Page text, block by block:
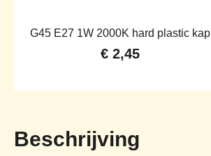
G45 E27 1W 2000K hard plastic kap
€2,45
Beschrijving